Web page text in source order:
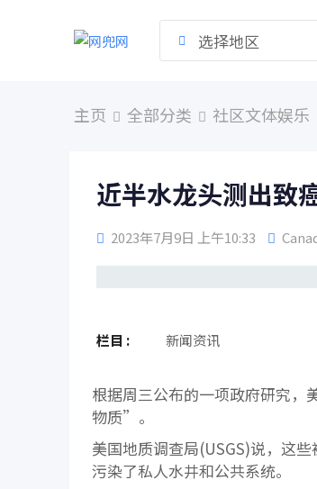
选择地区
主页 全部分类 社区文体娱乐
近半水龙头测出致
2023年7月9日 上午10:33
栏目 : 新闻资讯
根据周三公布的一项政府研究
物质”。
美国地质调查局(USGS)说，这
污染了私人水井和公共系统。